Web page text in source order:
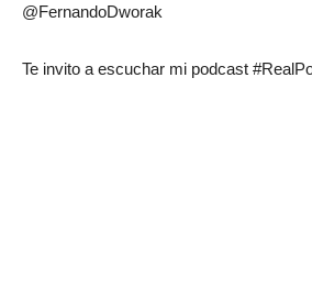
@FernandoDworak
Te invito a escuchar mi podcast